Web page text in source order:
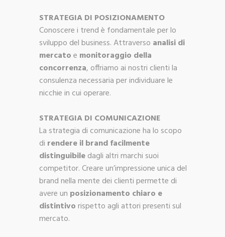
STRATEGIA DI POSIZIONAMENTO
Conoscere i trend è fondamentale per lo
sviluppo del business. Attraverso analisi di
mercatoe monitoraggio della
concorrenza, offriamo ai nostri clienti la
consulenza necessaria per individuare le
nicchie in cui operare.
STRATEGIA DI COMUNICAZIONE
La strategia di comunicazione ha lo scopo
di rendere il brand facilmente
distinguibiledagli altri marchi suoi
competitor. Creare un’impressione unica del
brand nella mente dei clienti permette di
avere un posizionamento chiaro e
distintivorispetto agli attori presenti sul
mercato.